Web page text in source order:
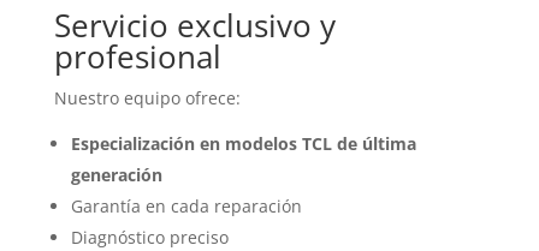
Servicio exclusivo y
profesional
Nuestro equipo ofrece:
Especialización en modelos TCL de última
generación
Garantía en cada reparación
Diagnóstico preciso